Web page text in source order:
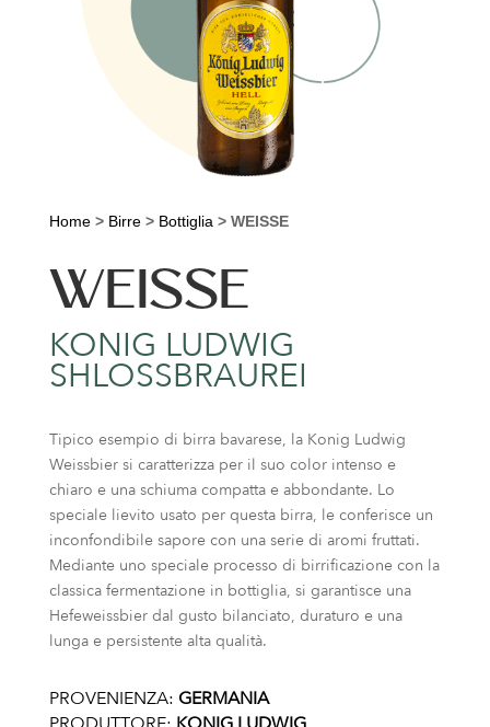
Home> Birre> Bottiglia > WEISSE
WEISSE
KONIG LUDWIG
SHLOSSBRAUREI
Tipico esempio di birra bavarese, la Konig Ludwig
Weissbier si caratterizza per il suo color intenso e
chiaro e una schiuma compatta e abbondante. Lo
speciale lievito usato per questa birra, le conferisce un
inconfondibile sapore con una serie di aromi fruttati.
Mediante uno speciale processo di birrificazione con la
classica fermentazione in bottiglia, si garantisce una
Hefeweissbier dal gusto bilanciato, duraturo e una
lunga e persistente alta qualità.
PROVENIENZA: GERMANIA